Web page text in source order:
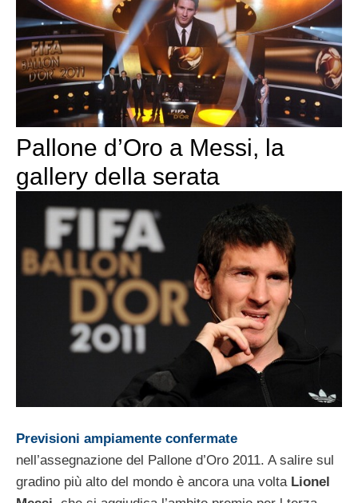
Pallone d’Oro a Messi, la
gallery della serata
Previsioni ampiamente confermate
nell’assegnazione del Pallone d’Oro 2011. A salire sul
gradino più alto del mondo è ancora una volta Lionel